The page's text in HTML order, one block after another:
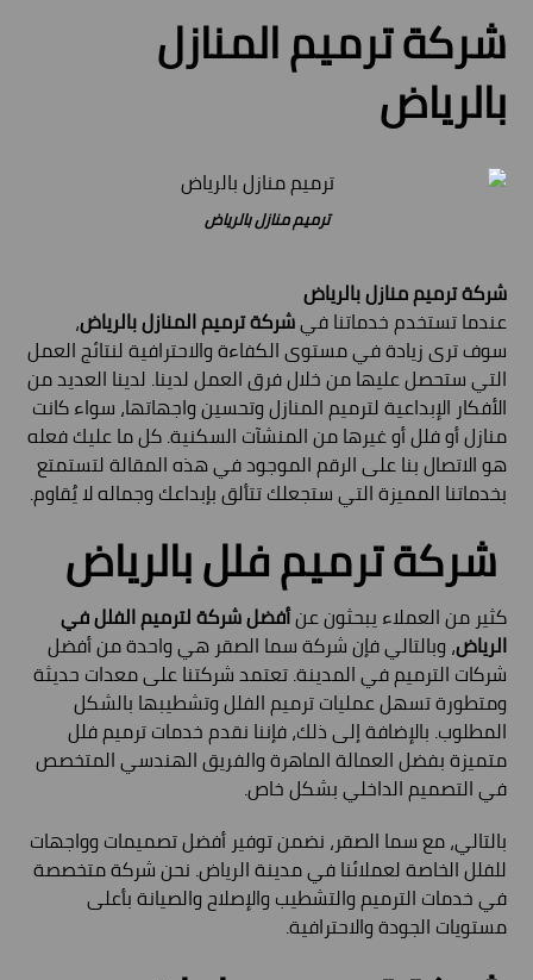
شركة ترميم المنازل
بالرياض
ترميم منازل بالرياض
شركة ترميم منازل بالرياض
عندما تستخدم خدماتنا فيشركة ترميم المنازل بالرياض،
سوف ترى زيادة في مستوى الكفاءة والاحترافية لنتائج العمل
التي ستحصل عليها من خلال فرق العمل لدينا. لدينا العديد من
الأفكار الإبداعية لترميم المنازل وتحسين واجهاتها، سواء كانت
منازل أو فلل أو غيرها من المنشآت السكنية. كل ما عليك فعله
هو الاتصال بنا على الرقم الموجود في هذه المقالة لتستمتع
بخدماتنا المميزة التي ستجعلك تتألق بإبداعك وجماله لا يُقاوم.
شركة ترميم فلل بالرياض
كثير من العملاء يبحثون عنأفضل شركة لترميم الفلل في
الرياض، وبالتالي فإن شركة سما الصقر هي واحدة من أفضل
شركات الترميم في المدينة. تعتمد شركتنا على معدات حديثة
ومتطورة تسهل عمليات ترميم الفلل وتشطيبها بالشكل
المطلوب. بالإضافة إلى ذلك، فإننا نقدم خدمات ترميم فلل
متميزة بفضل العمالة الماهرة والفريق الهندسي المتخصص
في التصميم الداخلي بشكل خاص.
بالتالي، مع سما الصقر، نضمن توفير أفضل تصميمات وواجهات
للفلل الخاصة لعملائنا في مدينة الرياض. نحن شركة متخصصة
في خدمات الترميم والتشطيب والإصلاح والصيانة بأعلى
مستويات الجودة والاحترافية.